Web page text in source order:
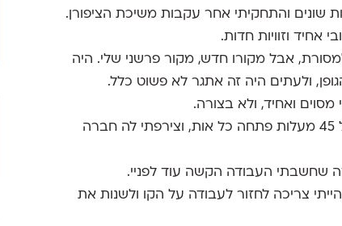
שונים והתחקיתי אחר עקבות משיכת הציפורן.
אחיד וזוויות חדות.
אבל מקורו חדש, מקור פרשני שלי. היה
ולעתים היה זה אתגר לא פשוט כלל.
ואחיד, ולא בצורה.
ליצירת סופי הקווים השתמשתי בשתי זוויות בלבד: זווית של 45 מעלות פתחה כל אות, וצירפתי לה חברה
שחשבתי העבודה הקשה עוד לפניי.
צריכה לחזור לעבודה על הקו ולשנות את